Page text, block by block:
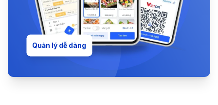
Quản lý dễ dàng